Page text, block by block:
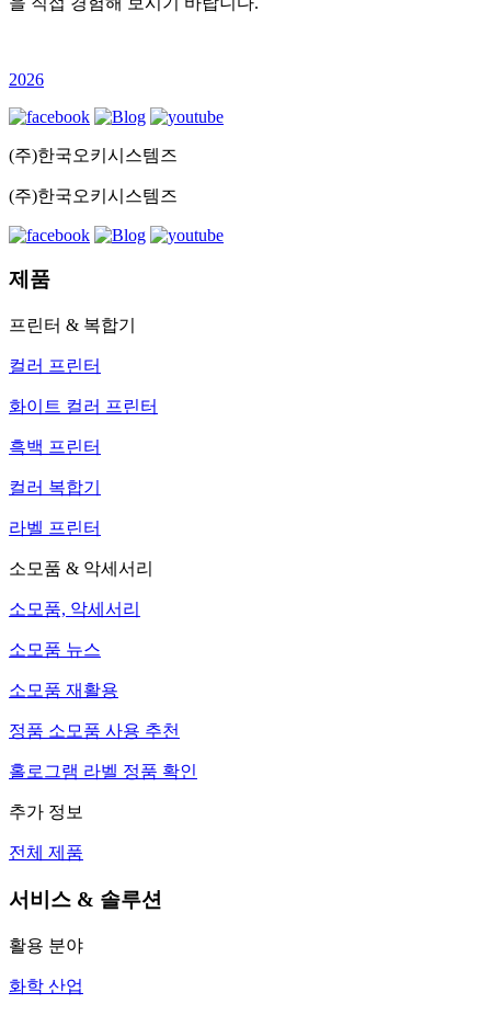
2026
(주)한국오키시스템즈
(주)한국오키시스템즈
제품
프린터 & 복합기
컬러 프린터
화이트 컬러 프린터
흑백 프린터
컬러 복합기
라벨 프린터
소모품 & 악세서리
소모품, 악세서리
소모품 뉴스
소모품 재활용
정품 소모품 사용 추천
홀로그램 라벨 정품 확인
추가 정보
전체 제품
서비스 & 솔루션
활용 분야
화학 산업